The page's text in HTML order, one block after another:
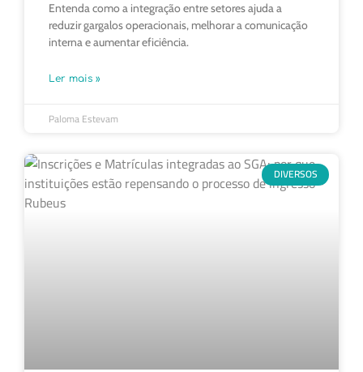
Entenda como a integração entre setores ajuda a
reduzir gargalos operacionais, melhorar a comunicação
interna e aumentar eficiência.
Ler mais »
Paloma Estevam
DIVERSOS